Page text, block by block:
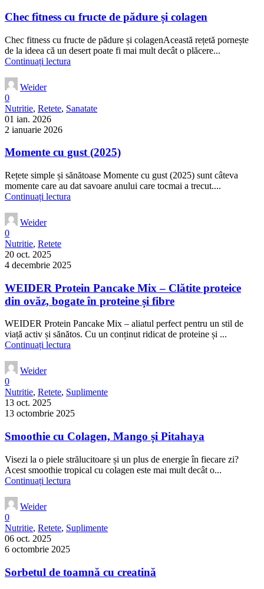
Chec fitness cu fructe de pădure și colagen
Chec fitness cu fructe de pădure și colagenAceastă rețetă pornește
de la ideea că un desert poate fi mai mult decât o plăcere...
Continuați lectura
Weider
0
Nutritie, Retete, Sanatate
01 ian. 2026
2 ianuarie 2026
Momente cu gust (2025)
Rețete simple și sănătoase Momente cu gust (2025) sunt câteva
momente care au dat savoare anului care tocmai a trecut....
Continuați lectura
Weider
0
Nutritie, Retete
20 oct. 2025
4 decembrie 2025
WEIDER Protein Pancake Mix – Clătite proteice
din ovăz, bogate în proteine și fibre
WEIDER Protein Pancake Mix – aliatul perfect pentru un stil de
viață activ și sănătos. Cu un conținut ridicat de proteine și ...
Continuați lectura
Weider
0
Nutritie, Retete, Suplimente
13 oct. 2025
13 octombrie 2025
Smoothie cu Colagen, Mango și Pitahaya
Visezi la o piele strălucitoare și un plus de energie în fiecare zi?
Acest smoothie tropical cu colagen este mai mult decât o...
Continuați lectura
Weider
0
Nutritie, Retete, Suplimente
06 oct. 2025
6 octombrie 2025
Sorbetul de toamnă cu creatină